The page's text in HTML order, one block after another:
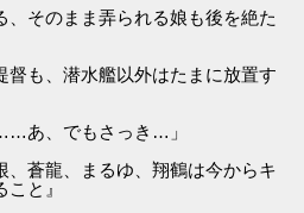
、そのまま弄られる娘も後を絶た
督も、潜水艦以外はたまに放置す
あ、でもさっき…」
、蒼龍、まるゆ、翔鶴は今からキ
と』